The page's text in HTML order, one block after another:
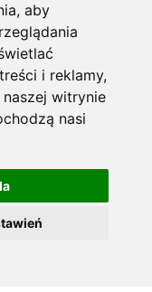
aby
i reklamy,
witrynie
nasi
Czytaj więcej